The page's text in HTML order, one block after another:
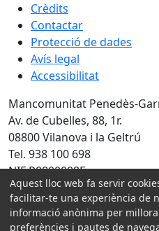
Crèdits
Contactar
Protecció de dades
Avís legal
Accessibilitat
Mancomunitat Penedès-
Av. de Cubelles, 88, 1r.
08800 Vilanova i la Geltrú
Tel. 938 100 698
NIF P0800008E
Amb la col·laboració de:
Aquest lloc web fa servir
facilitar-te una experiència de
informació anònima per
preferències i pautes de